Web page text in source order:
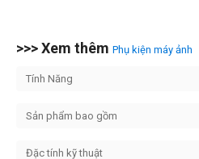
>>> Xem thêm Phụ kiện máy ảnh
Tính Năng
Sản phẩm bao gồm
Đặc tính kỹ thuật